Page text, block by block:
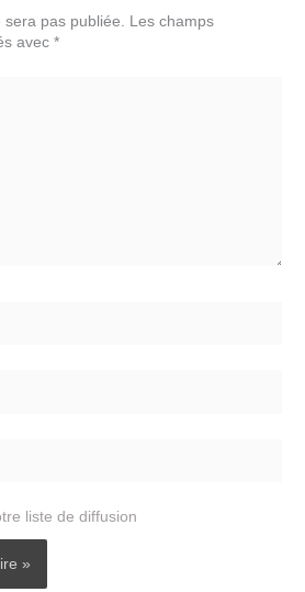
sera pas publiée. Les champs
avec *
liste de diffusion